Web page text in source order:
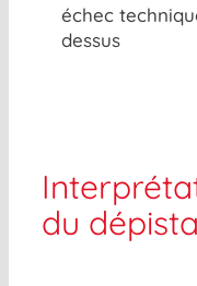
échec
dessus
du